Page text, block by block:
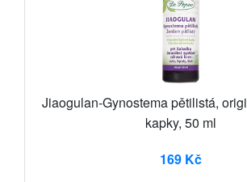
Jiaogulan-Gynostema pětilistá,
kapky, 50 ml
169 Kč